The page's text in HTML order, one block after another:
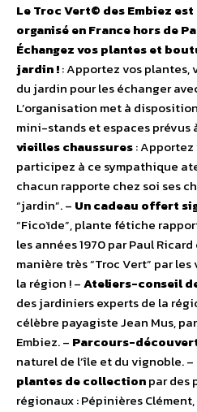
Le Troc Vert© des Embiez
organisé en France hors de
Échangez vos plantes et
jardin !: Apportez vos plantes,
du jardin pour les échanger
L’organisation met à
mini-stands et espaces prévus
vieilles chaussures:
participez à ce sympathique
chacun rapporte chez soi ses
“jardin”. – Un cadeau offert
“Ficoïde”, plante fétiche
les années 1970 par Paul
manière très “Troc Vert” par
la région ! –Ateliers-conseil
des jardiniers experts de la
célèbre payagiste Jean Mus,
Embiez. – Parcours-
naturel de l’île et du vignoble. –
plantes de collectionpar des
régionaux : Pépinières